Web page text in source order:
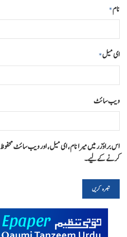
نام*
ای میل*
ویب‌ سائٹ
اس براؤزر میں میرا نام، ای میل، اور ویب سائٹ محفوظ
کرنے کےلیے۔